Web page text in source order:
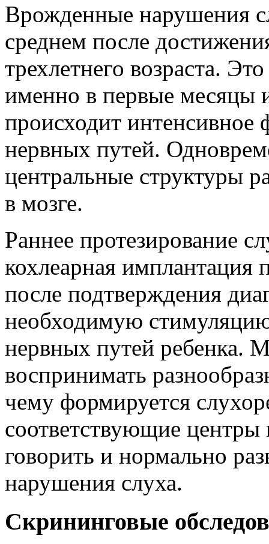
Врожденные нарушения
среднем после
трехлетнего возраста.
именно в первые месяцы
происходит интенсивное
нервных путей.
центральные структуры
в мозге.
Раннее протезирование
кохлеарная имплантация
после подтверждения
необходимую
нервных путей ребенка.
воспринимать
чему формируется
соответствующие центры
говорить и нормально
нарушения слуха.
Скрининговые